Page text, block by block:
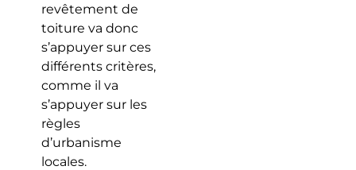
revêtement de
toiture va donc
s’appuyer sur ces
différents critères,
comme il va
s’appuyer sur les
règles
d’urbanisme
locales.